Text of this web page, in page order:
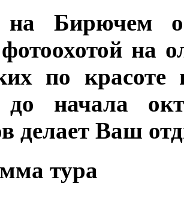
Бирючем
на
по
до начала
делает Ваш
тура